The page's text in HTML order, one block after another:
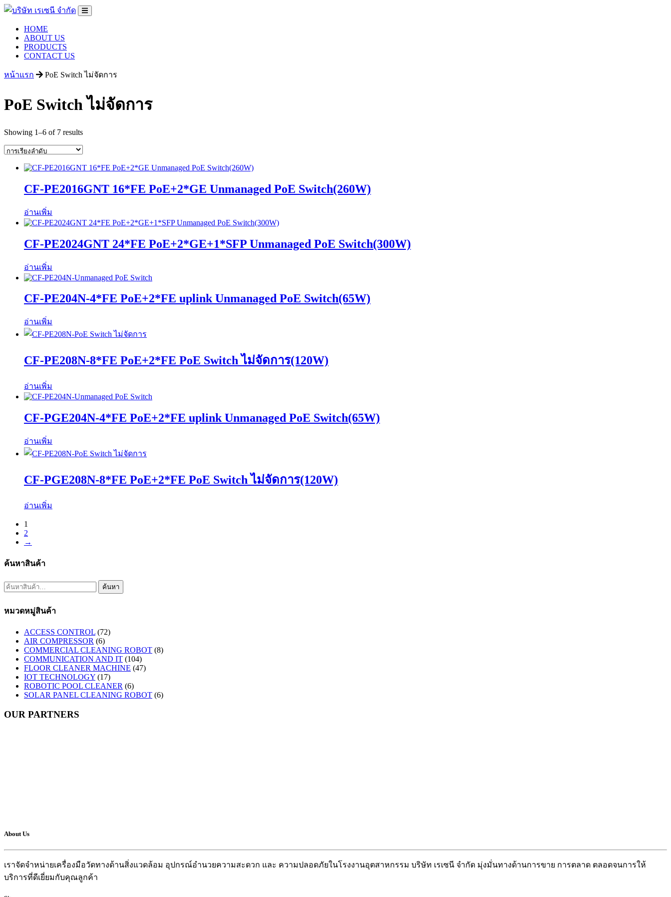
HOME
ABOUT US
PRODUCTS
CONTACT US
หน้าแรก PoE Switch ไม่จัดการ
PoE Switch ไม่จัดการ
Showing 1–6 of 7 results
CF-PE2016GNT 16*FE PoE+2*GE Unmanaged PoE Switch(260W)
อ่านเพิ่ม
CF-PE2024GNT 24*FE PoE+2*GE+1*SFP Unmanaged PoE Switch(300W)
อ่านเพิ่ม
CF-PE204N-4*FE PoE+2*FE uplink Unmanaged PoE Switch(65W)
อ่านเพิ่ม
CF-PE208N-8*FE PoE+2*FE PoE Switch ไม่จัดการ(120W)
อ่านเพิ่ม
CF-PGE204N-4*FE PoE+2*FE uplink Unmanaged PoE Switch(65W)
อ่านเพิ่ม
CF-PGE208N-8*FE PoE+2*FE PoE Switch ไม่จัดการ(120W)
อ่านเพิ่ม
1
2
→
ค้นหาสินค้า
ค้นหา: ค้นหา
หมวดหมู่สินค้า
ACCESS CONTROL (72)
AIR COMPRESSOR (6)
COMMERCIAL CLEANING ROBOT (8)
COMMUNICATION AND IT (104)
FLOOR CLEANER MACHINE (47)
IOT TECHNOLOGY (17)
ROBOTIC POOL CLEANER (6)
SOLAR PANEL CLEANING ROBOT (6)
OUR PARTNERS
About Us
เราจัดจำหน่ายเครื่องมือวัดทางด้านสิ่งแวดล้อม อุปกรณ์อำนวยความสะดวก และ ความปลอดภัยในโรงงานอุตสาหกรรม บริษัท เรเซนี จำกัด มุ่งมั่นทางด้านการขาย การตลาด ตลอดจนการให้
บริการที่ดีเยี่ยมกับคุณลูกค้า